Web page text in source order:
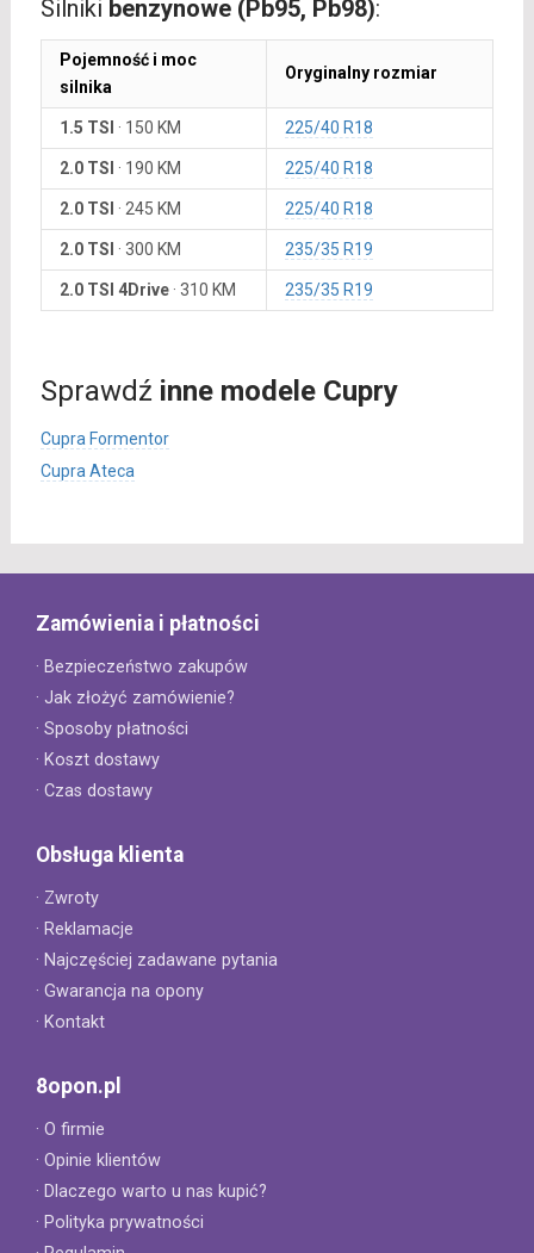
Silniki benzynowe (Pb95, Pb98):
Pojemność i moc
silnika
Oryginalny rozmiar
1.5 TSI · 150 KM 225/40 R18
2.0 TSI · 190 KM 225/40 R18
2.0 TSI · 245 KM 225/40 R18
2.0 TSI · 300 KM 235/35 R19
2.0 TSI 4Drive· 310 KM 235/35 R19
Sprawdź inne modele Cupry
Cupra Formentor
Cupra Ateca
Zamówienia i płatności
· Bezpieczeństwo zakupów
· Jak złożyć zamówienie?
· Sposoby płatności
· Koszt dostawy
· Czas dostawy
Obsługa klienta
· Zwroty
· Reklamacje
· Najczęściej zadawane pytania
· Gwarancja na opony
· Kontakt
8opon.pl
· O firmie
· Opinie klientów
· Dlaczego warto u nas kupić?
· Polityka prywatności